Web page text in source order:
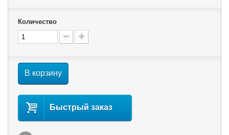
Количество
В корзину
Быстрый заказ